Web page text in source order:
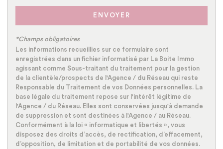
Maisons
Appartements 21,02 %
Familles avec 3 enfants 8,70 %
ENVOYER
*Champs obligatoires
Les informations recueillies sur ce formulaire sont
enregistrées dans un fichier informatisé par La Boite Immo
agissant comme Sous-traitant du traitement pour la gestion
de la clientèle/prospects de l'Agence / du Réseau qui reste
Responsable du Traitement de vos Données personnelles. La
base légale du traitement repose sur l'intérêt légitime de
l'Agence / du Réseau. Elles sont conservées jusqu'à demande
de suppression et sont destinées à l'Agence / au Réseau.
Conformément à la loi « informatique et libertés », vous
disposez des droits d’accès, de rectification, d’effacement,
d’opposition, de limitation et de portabilité de vos données.